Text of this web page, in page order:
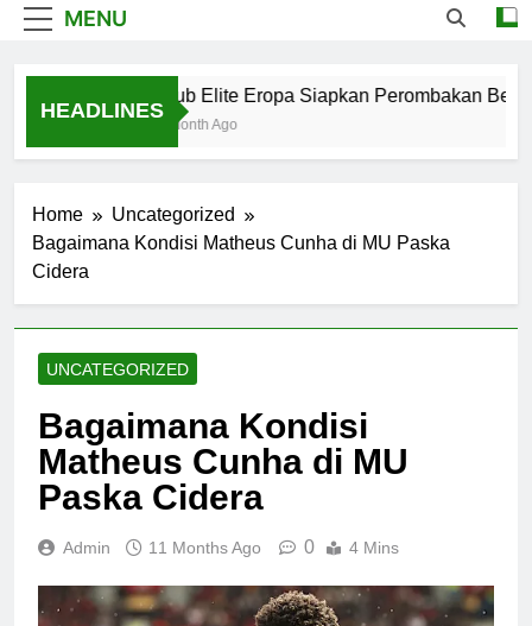
MENU
HEADLINES
Klub Elite Eropa Siapkan Perombakan Besar
1 Month Ago
Home
Uncategorized
Bagaimana Kondisi Matheus Cunha di MU Paska
Cidera
UNCATEGORIZED
Bagaimana Kondisi
Matheus Cunha di MU
Paska Cidera
Admin 11 Months Ago 0 4 Mins